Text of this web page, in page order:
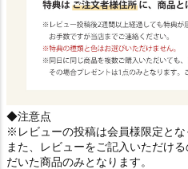
◆注意点
※レビューの投稿は会員様限定とな
また、レビューをご記入いただけ
だいた商品のみとなります。